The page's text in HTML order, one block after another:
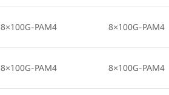
8×100G-PAM4 8×100G-PAM4
8×100G-PAM4 8×100G-PAM4